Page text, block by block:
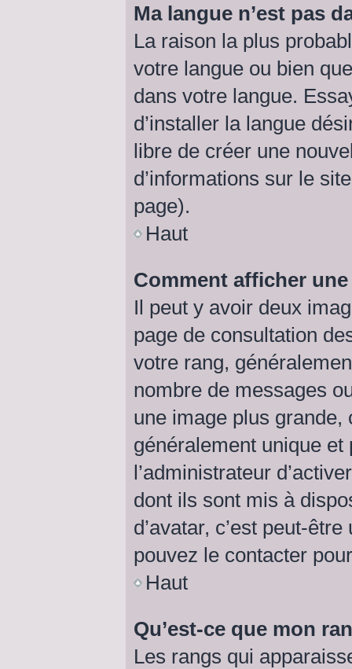
Ma langue n’est pas
La raison la plus
votre langue ou bien
dans votre langue.
d’installer la langue
libre de créer une
d’informations sur le
page).
Haut
Comment afficher
Il peut y avoir deux
page de consultation
votre rang,
nombre de messages
une image plus grande,
généralement unique et
l’administrateur
dont ils sont mis à
d’avatar, c’est peut-
pouvez le contacter
Haut
Qu’est-ce que mon
Les rangs qui